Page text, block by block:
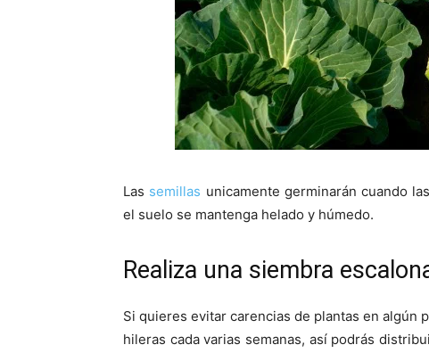
Las semillas unicamente germinarán cuando
el suelo se mantenga helado y húmedo.
Realiza una siembra
Si quieres evitar carencias de plantas en algún
hileras cada varias semanas, así podrás